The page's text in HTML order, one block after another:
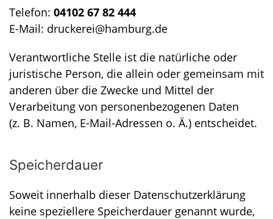
Telefon: 04102 67 82 444
E-Mail: druckerei@hamburg.de
Verantwortliche Stelle ist die natürliche oder
juristische Person, die allein oder gemeinsam mit
anderen über die Zwecke und Mittel der
Verarbeitung von personenbezogenen Daten
(z. B. Namen, E-Mail-Adressen o. Ä.) entscheidet.
Speicherdauer
Soweit innerhalb dieser Datenschutzerklärung
keine speziellere Speicherdauer genannt wurde,